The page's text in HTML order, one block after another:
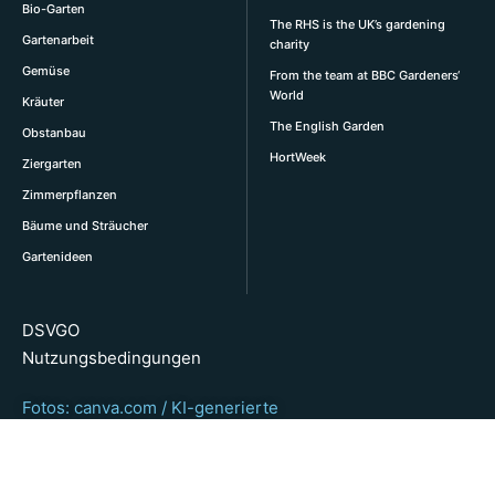
Bio-Garten
Gartenarbeit
Gemüse
Kräuter
Obstanbau
Ziergarten
Zimmerpflanzen
Bäume und Sträucher
Gartenideen
The RHS is the UK’s gardening
charity
From the team at BBC Gardeners‘
World
The English Garden
HortWeek
DSVGO
Nutzungsbedingungen
Fotos: canva.com / KI-generierte